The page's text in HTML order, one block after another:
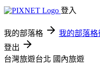
登入
我的部落格 我的部落格
登出
台灣旅遊台北 國內旅遊